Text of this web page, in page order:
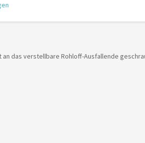
an das verstellbare Rohloff-Ausfallende